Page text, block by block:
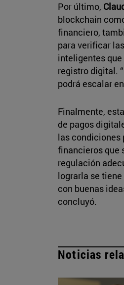
Por último,
blockchain
financiero,
para verificar
inteligentes
registro digital.
podrá escalar
Finalmente,
de pagos
las condiciones
financieros que
regulación
lograrla se
con buenas
concluyó.
Noticias